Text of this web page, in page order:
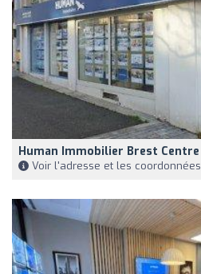
Human Immobilier Brest Centre
Voir l'adresse et les coordonnées